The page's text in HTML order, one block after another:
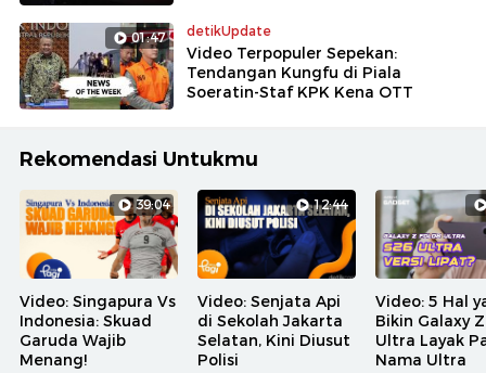
01:47 detikUpdate
Video Terpopuler Sepekan:
Tendangan Kungfu di Piala
Soeratin-Staf KPK Kena OTT
Rekomendasi Untukmu
39:04
Video: Singapura Vs
Indonesia: Skuad
Garuda Wajib
Menang!
12:44
Video: Senjata Api
di Sekolah Jakarta
Selatan, Kini Diusut
Polisi
Video: 5 Hal
Bikin Galaxy
Ultra Layak
Nama Ultra